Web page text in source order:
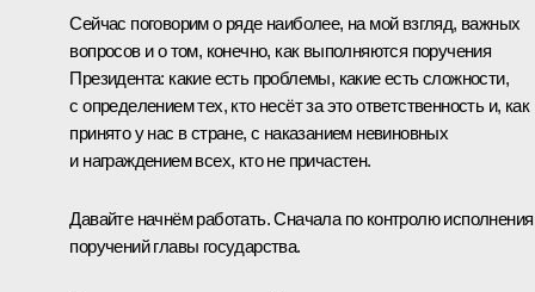
Сейчас поговорим о ряде наиболее, на мой взгляд, важных
вопросов и о том, конечно, как выполняются поручения
Президента: какие есть проблемы, какие есть сложности,
с определением тех, кто несёт за это ответственность и, как
принято у нас в стране, с наказанием невиновных
и награждением всех, кто не причастен.
Давайте начнём работать. Сначала по контролю исполнения
поручений главы государства.